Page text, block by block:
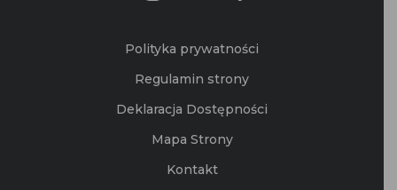
Polityka prywatności
Regulamin strony
Deklaracja Dostępności
Mapa Strony
Kontakt